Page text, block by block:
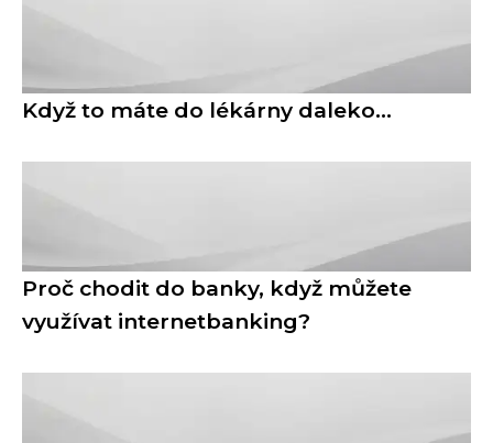
Když to máte do lékárny daleko…
Proč chodit do banky, když můžete
využívat internetbanking?